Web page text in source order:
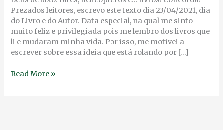
Prezados leitores, escrevo este texto dia 23/04/2021, dia
do Livro e do Autor. Data especial, na qual me sinto
muito feliz e privilegiada pois me lembro dos livros que
li e mudaram minha vida. Por isso, me motivei a
escrever sobre essa ideia que está rolando por […]
Read More »